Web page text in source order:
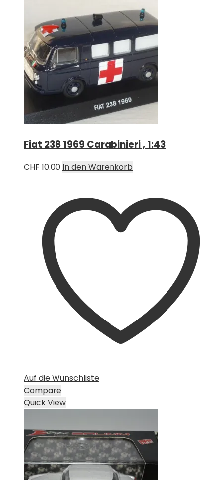
Fiat 238 1969 Carabinieri , 1:43
CHF 10.00 In den Warenkorb
Auf die Wunschliste
Compare
Quick View